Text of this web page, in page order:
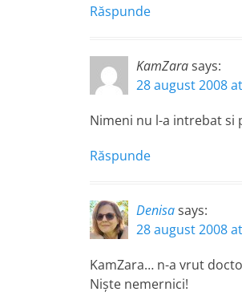
Răspunde
KamZarasays:
28 august 2008
Nimeni nu l-a intrebat si
Răspunde
Denisasays:
28 august 2008
KamZara… n-a vrut
Nişte nemernici!